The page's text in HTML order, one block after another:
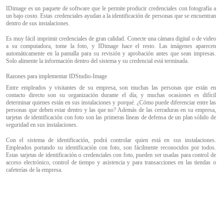
IDimage es un paquete de software que le permite producir credenciales con fotografía a
un bajo costo. Estas credenciales ayudan a la identificación de personas que se encuentran
dentro de sus instalaciones.
Es muy fácil imprimir credenciales de gran calidad. Conecte una cámara digital o de video
a su computadora, tome la foto, y IDimage hace el resto. Las imágenes aparecen
automáticamente en la pantalla para su revisión y aprobación antes que sean impresas.
Solo alimente la información dentro del sistema y su credencial está terminada.
Razones para implementar IDStudio-Image
Entre empleados y visitantes de su empresa, son muchas las personas que están en
contacto directo son su organización durante el día, y muchas ocasiones es difícil
determinar quienes están en sus instalaciones y porqué. ¿Cómo puede diferenciar entre las
personas que deben estar dentro y las que no? Además de las cerraduras en su empresa,
tarjetas de identificación con foto son las primeras líneas de defensa de un plan sólido de
seguridad en sus instalaciones.
Con el sistema de identificación, podrá controlar quien está en sus instalaciones.
Empleados portando su identificación con foto, son fácilmente reconocidos por todos.
Estas tarjetas de identificación o credenciales con foto, pueden ser usadas para control de
acceso electrónico, control de tiempo y asistencia y para transacciones en las tiendas o
cafeterías de la empresa.